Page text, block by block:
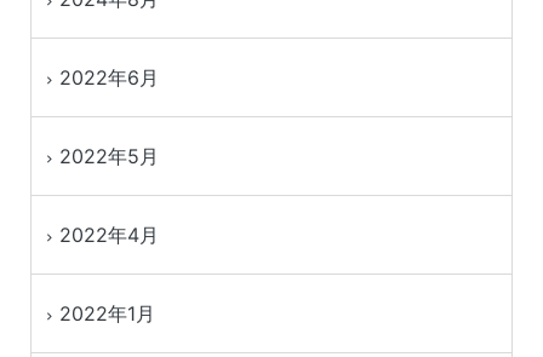
2022年6月
2022年5月
2022年4月
2022年1月